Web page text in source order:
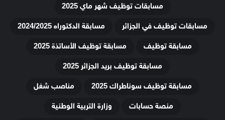
مسابقات توظيف شهر ماي 2025
مسابقات توظيف في الجزائر
مسابقة الدكتوراه 2024/2025
مسابقة توظيف
مسابقة توظيف الأساتذة 2025
مسابقة توظيف بريد الجزائر 2025
مسابقة توظيف سوناطراك 2025
مناصب شغل
منصة حسابات
وزارة التربية الوطنية